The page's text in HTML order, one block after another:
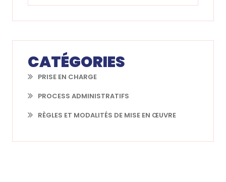
CATÉGORIES
PRISE EN CHARGE
PROCESS ADMINISTRATIFS
RÈGLES ET MODALITÉS DE MISE EN ŒUVRE